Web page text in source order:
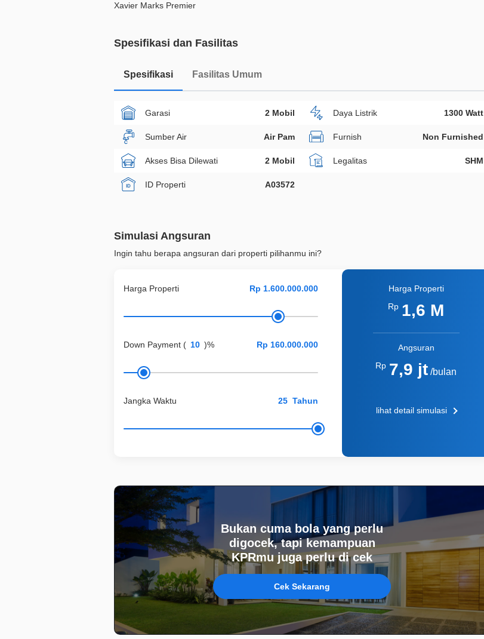
Xavier Marks Premier
Spesifikasi dan Fasilitas
Spesifikasi Fasilitas Umum
Garasi 2 Mobil Daya Listrik 1300 Watt
Sumber Air Air Pam Furnish Non Furnished
Akses Bisa Dilewati 2 Mobil Legalitas SHM
ID Properti A03572
Simulasi Angsuran
Ingin tahu berapa angsuran dari properti pilihanmu ini?
Harga Properti
Down Payment ( )%
Jangka Waktu Tahun
Harga Properti
Rp 1,6 M
Angsuran
Rp 7,9 jt /bulan
lihat detail simulasi
Bukan cuma bola yang perlu
digocek, tapi kemampuan
KPRmu juga perlu di cek
Cek Sekarang